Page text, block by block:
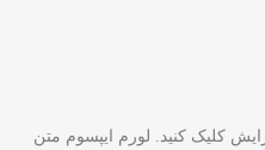
کلیک کنید. لورم ایپسوم متن